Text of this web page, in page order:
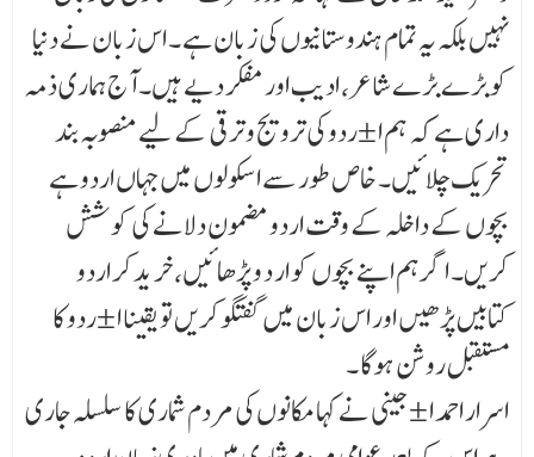
نہیں بلکہ یہ تمام ہندوستانیوں کی زبان ہے ۔ اس زبان نے دنیا
کو بڑے بڑے شاعر، ادیب اور مفکر دیے ہیں۔ آج ہماری ذمہ
داری ہے کہ ہم ا ±ردو کی ترویج و ترقی کے لیے منصوبہ بند
تحریک چلائیں۔ خاص طور سے اسکولوں میں جہاں اردو ہے
بچوں کے داخلہ کے وقت اردو مضمون دلانے کی کوشش
کریں۔ اگر ہم اپنے بچوں کو ار د و پڑھائیں، خر ید کر اردو
کتابیں پڑھیں اور اس زبان میں گفتگو کریں تو یقینا ا ±ردو کا
مستقبل روشن ہوگا ۔
اسرار احمد ا ±جینی نے کہا مکانوں کی مردم شماری کا سلسلہ جاری